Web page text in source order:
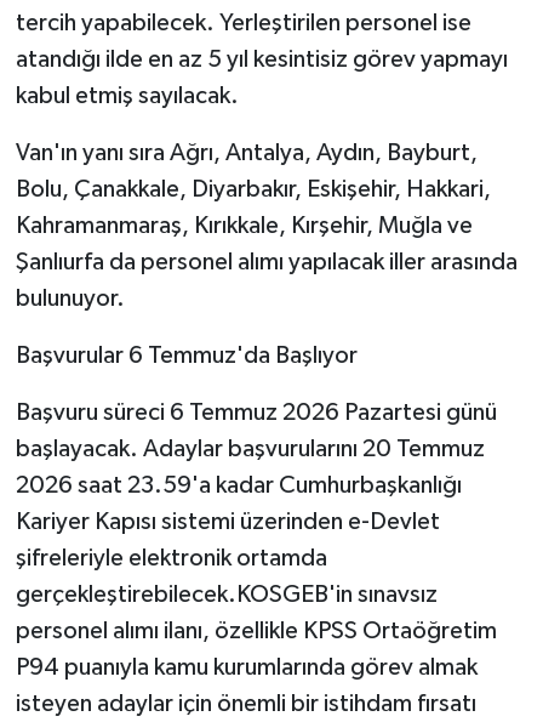
tercih yapabilecek. Yerleştirilen personel ise
atandığı ilde en az 5 yıl kesintisiz görev yapmayı
kabul etmiş sayılacak.
Van'ın yanı sıra Ağrı, Antalya, Aydın, Bayburt,
Bolu, Çanakkale, Diyarbakır, Eskişehir, Hakkari,
Kahramanmaraş, Kırıkkale, Kırşehir, Muğla ve
Şanlıurfa da personel alımı yapılacak iller arasında
bulunuyor.
Başvurular 6 Temmuz'da Başlıyor
Başvuru süreci 6 Temmuz 2026 Pazartesi günü
başlayacak. Adaylar başvurularını 20 Temmuz
2026 saat 23.59'a kadar Cumhurbaşkanlığı
Kariyer Kapısı sistemi üzerinden e-Devlet
şifreleriyle elektronik ortamda
gerçekleştirebilecek.KOSGEB'in sınavsız
personel alımı ilanı, özellikle KPSS Ortaöğretim
P94 puanıyla kamu kurumlarında görev almak
isteyen adaylar için önemli bir istihdam fırsatı